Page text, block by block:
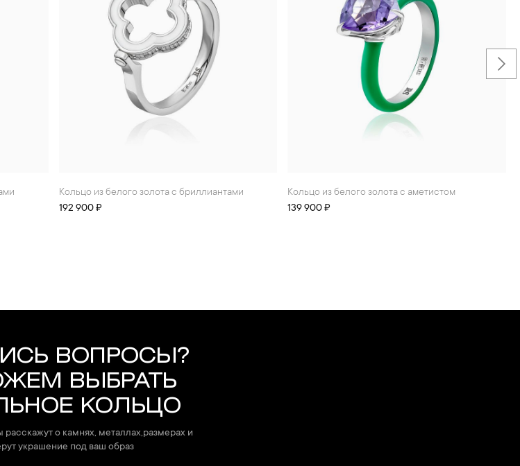
Кольцо из белого золота с бриллиантами
192 900 ₽
Кольцо из белого золота с аметистом
139 900 ₽
ВОПРОСЫ?
ВЫБРАТЬ
КОЛЬЦО
о камнях, металлах,размерах и
украшение под ваш образ